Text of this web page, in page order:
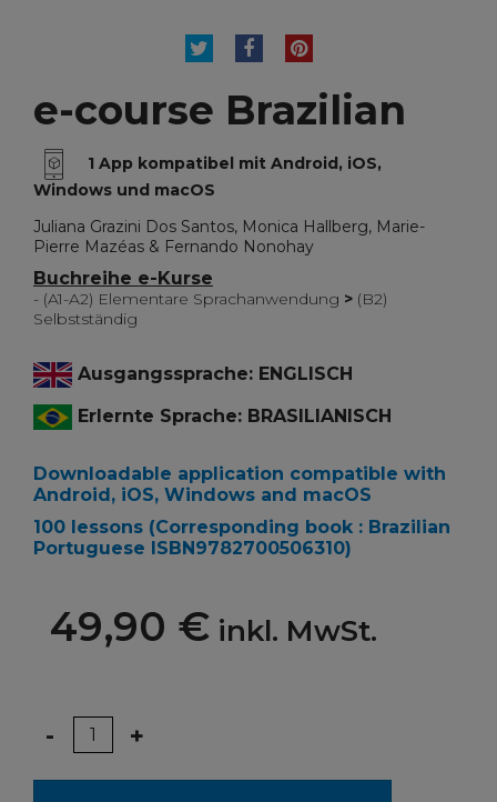
TWEETTEILENPINTEREST
e-course Brazilian
1 App kompatibel mit Android, iOS,
Windows und macOS
Juliana Grazini Dos Santos, Monica Hallberg, Marie-
Pierre Mazéas & Fernando Nonohay
Buchreihe e-Kurse
- (A1-A2) Elementare Sprachanwendung > (B2)
Selbstständig
Ausgangssprache: ENGLISCH
Erlernte Sprache: BRASILIANISCH
Downloadable application compatible with
Android, iOS, Windows and macOS
100 lessons (Corresponding book : Brazilian
Portuguese
ISBN9782700506310)
49,90 € inkl. MwSt.
Menge
- +